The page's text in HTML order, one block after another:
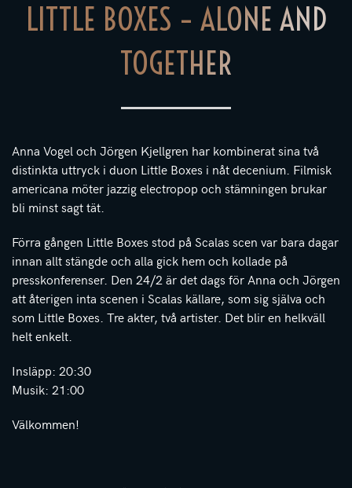
LITTLE BOXES – ALONE AND
TOGETHER
Anna Vogel och Jörgen Kjellgren har kombinerat sina två
distinkta uttryck i duon Little Boxes i nåt decenium. Filmisk
americana möter jazzig electropop och stämningen brukar
bli minst sagt tät.
Förra gången Little Boxes stod på Scalas scen var bara dagar
innan allt stängde och alla gick hem och kollade på
presskonferenser. Den 24/2 är det dags för Anna och Jörgen
att återigen inta scenen i Scalas källare, som sig själva och
som Little Boxes. Tre akter, två artister. Det blir en helkväll
helt enkelt.
Insläpp: 20:30
Musik: 21:00
Välkommen!